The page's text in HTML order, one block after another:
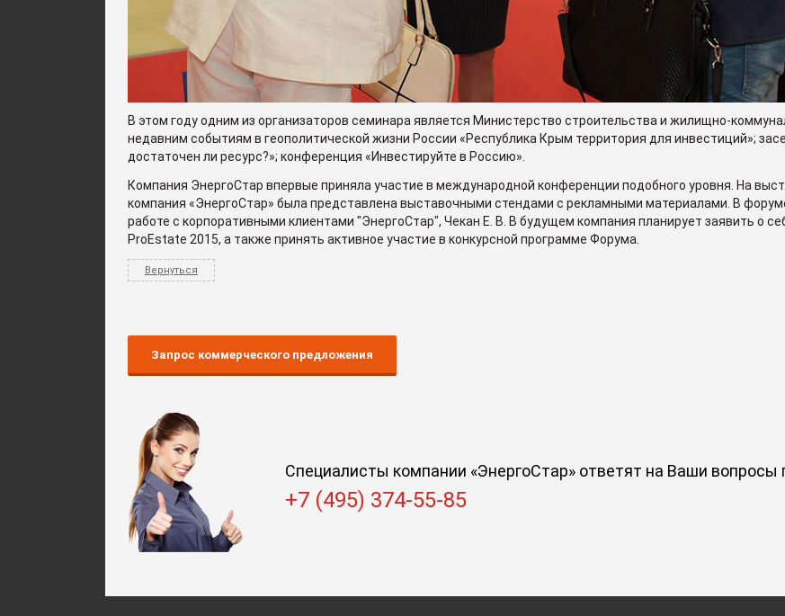
В этом году одним из организаторов семинара является Министерство строительства и жилищно-
недавним событиям в геополитической жизни России «Республика Крым территория для инвестиций»;
достаточен ли ресурс?»; конференция «Инвестируйте в Россию».
Компания ЭнергоСтар впервые приняла участие в международной конференции подобного уровня. На
компания «ЭнергоСтар» была представлена выставочными стендами с рекламными материалами. В
работе с корпоративными клиентами "ЭнергоСтар", Чекан Е. В. В будущем компания планирует заявить о
ProEstate 2015, а также принять активное участие в конкурсной программе Форума.
Вернуться
Запрос коммерческого предложения
Специалисты компании «ЭнергоСтар» ответят на Ваши вопросы
+7 (495) 374-55-85